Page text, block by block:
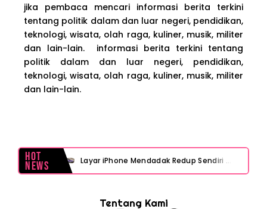
jika pembaca mencari informasi berita terkini
tentang politik dalam dan luar negeri, pendidikan,
teknologi, wisata, olah raga, kuliner, musik, militer
dan lain-lain. informasi berita terkini tentang
politik dalam dan luar negeri, pendidikan,
teknologi, wisata, olah raga, kuliner, musik, militer
dan lain-lain.
Hot
News Layar iPhone Mendadak Redup Sendiri Padahal Auto-Brightness Mati? Ini Penyebab & Solusinya!
Tentang Kami